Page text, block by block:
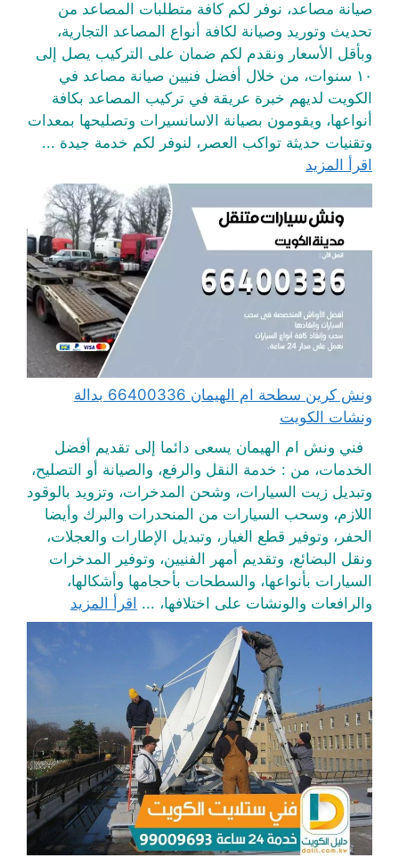
صيانة مصاعد، نوفر لكم كافة متطلبات المصاعد من
تحديث وتوريد وصيانة لكافة أنواع المصاعد التجارية،
وبأقل الأسعار ونقدم لكم ضمان على التركيب يصل إلى
١٠ سنوات، من خلال أفضل فنيين صيانة مصاعد في
الكويت لديهم خبرة عريقة في تركيب المصاعد بكافة
أنواعها، ويقومون بصيانة الاسانسيرات وتصليحها بمعدات
وتقنيات حديثة تواكب العصر، لنوفر لكم خدمة جيدة ...
اقرأ المزيد
ونش كرين سطحة ام الهيمان 66400336 بدالة
ونشات الكويت
فني ونش ام الهيمان يسعى دائما إلى تقديم أفضل
الخدمات، من : خدمة النقل والرفع، والصيانة أو التصليح،
وتبديل زيت السيارات، وشحن المدخرات، وتزويد بالوقود
اللازم، وسحب السيارات من المنحدرات والبرك وأيضا
الحفر، وتوفير قطع الغيار، وتبديل الإطارات والعجلات،
ونقل البضائع، وتقديم أمهر الفنيين، وتوفير المدخرات
السيارات بأنواعها، والسطحات بأحجامها وأشكالها،
والرافعات والونشات على اختلافها، ... اقرأ المزيد